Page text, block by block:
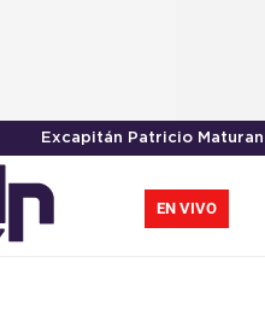
Excapitán Patricio
EN VIVO